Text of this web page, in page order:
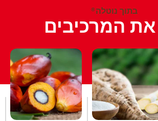
בתוך נוטלה®
את המרכיבים